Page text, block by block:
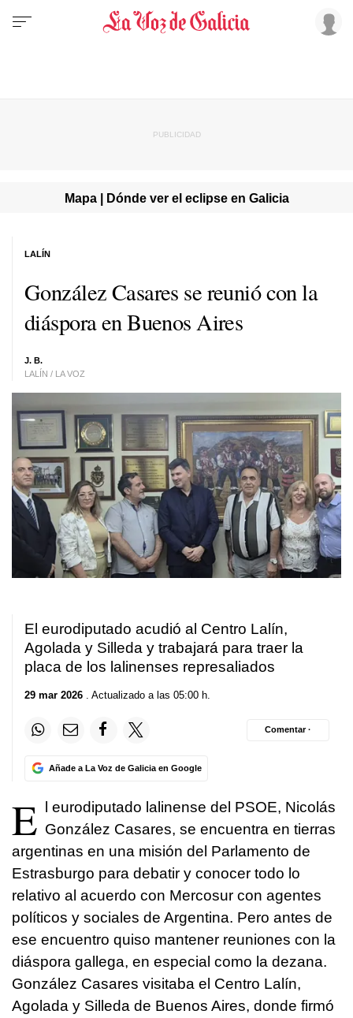
Mapa | Dónde ver el eclipse en Galicia
González Casares se reunió con la
diáspora en Buenos Aires
J. B.
LALÍN / LA VOZ
LALÍN
El eurodiputado acudió al Centro Lalín,
Agolada y Silleda y trabajará para traer la
placa de los lalinenses represaliados
29 mar 2026 . Actualizado a las 05:00 h.
Añade a La Voz de Galicia en Google
Comentar ·
E l eurodiputado lalinense del PSOE, Nicolás
González Casares, se encuentra en tierras
argentinas en una misión del Parlamento de
Estrasburgo para debatir y conocer todo lo
relativo al acuerdo con Mercosur con agentes
políticos y sociales de Argentina. Pero antes de
ese encuentro quiso mantener reuniones con la
diáspora gallega, en especial como la dezana.
González Casares visitaba el Centro Lalín,
Agolada y Silleda de Buenos Aires, donde firmó